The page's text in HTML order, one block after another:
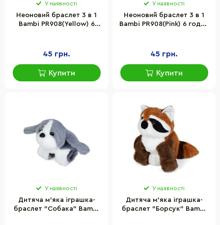
У наявності
Неоновий браслет 3 в 1
Bambi PR908(Yellow) 6
45 грн.
Купити
У наявності
Неоновий браслет 3 в 1
Bambi PR908(Pink) 6 годин
45 грн.
Купити
У наявності
Дитяча м'яка іграшка-
браслет "Собака" Bambi
У наявності
Дитяча м'яка іграшка-
браслет "Борсук" Bambi